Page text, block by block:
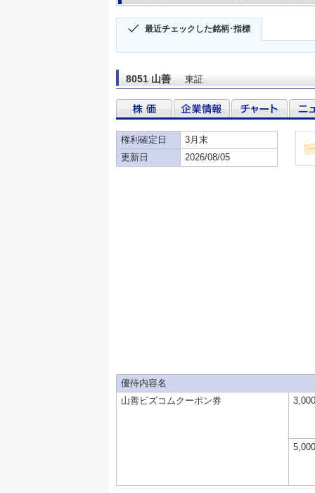
最近チェックした銘柄･指標
8051 山善 東証
権利確定日
3月末
更新日
2026/08/05
優待内容名
山善ビズコムクーポン券